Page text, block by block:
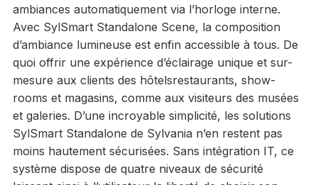
ambiances automatiquement via l’horloge interne.
Avec SylSmart Standalone Scene, la composition
d’ambiance lumineuse est enfin accessible à tous. De
quoi offrir une expérience d’éclairage unique et sur-
mesure aux clients des hôtelsrestaurants, show-
rooms et magasins, comme aux visiteurs des musées
et galeries. D’une incroyable simplicité, les solutions
SylSmart Standalone de Sylvania n’en restent pas
moins hautement sécurisées. Sans intégration IT, ce
système dispose de quatre niveaux de sécurité